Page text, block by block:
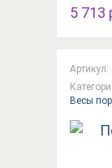
5 713
Весы